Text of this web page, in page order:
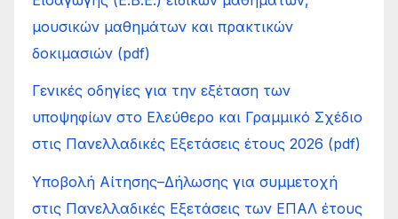
μουσικών μαθημάτων και πρακτικών
δοκιμασιών (pdf)
Γενικές οδηγίες για την εξέταση των
υποψηφίων στο Ελεύθερο και Γραμμικό Σχέδιο
στις Πανελλαδικές Εξετάσεις έτους 2026 (pdf)
Υποβολή Αίτησης–Δήλωσης για συμμετοχή
στις Πανελλαδικές Εξετάσεις των ΕΠΑΛ έτους